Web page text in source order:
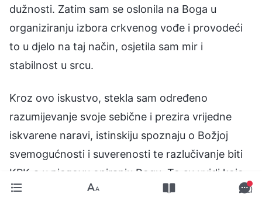
dužnosti. Zatim sam se oslonila na Boga u
organiziranju izbora crkvenog vođe i provodeći
to u djelo na taj način, osjetila sam mir i
stabilnost u srcu.
Kroz ovo iskustvo, stekla sam određeno
razumijevanje svoje sebične i prezira vrijedne
iskvarene naravi, istinskiju spoznaju o Božjoj
svemogućnosti i suverenosti te razlučivanje biti
KPK-a u njegovu opiranju Bogu. To su uvidi koje
ne bih mogla steći u ugodnom okruženju.